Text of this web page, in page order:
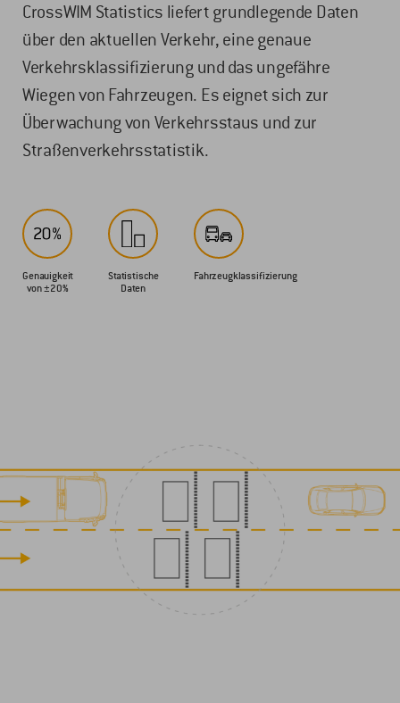
CrossWIM Statistics liefert grundlegende Daten
über den aktuellen Verkehr, eine genaue
Verkehrsklassifizierung und das ungefähre
Wiegen von Fahrzeugen. Es eignet sich zur
Überwachung von Verkehrsstaus und zur
Straßenverkehrsstatistik.
Genauigkeit
von ±20%
Statistische
Daten
Fahrzeugklassifizierung